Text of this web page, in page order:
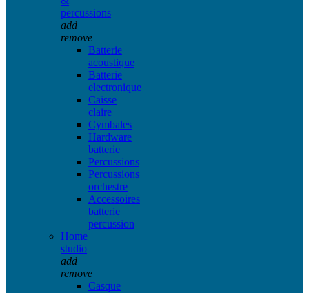
percussions
add
remove
Batterie
acoustique
Batterie
electronique
Caisse
claire
Cymbales
Hardware
batterie
Percussions
Percussions
orchestre
Accessoires
batterie
percussion
Home
studio
add
remove
Casque